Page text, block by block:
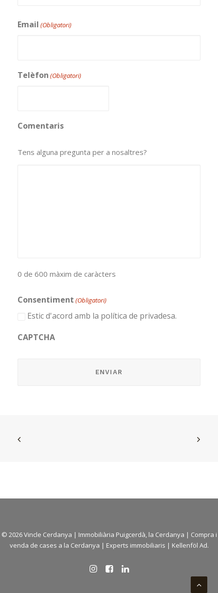
Email (Obligatori)
Telèfon (Obligatori)
Comentaris
Tens alguna pregunta per a nosaltres?
0 de 600 màxim de caràcters
Consentiment (Obligatori)
Estic d'acord amb la política de privadesa.
CAPTCHA
© 2026 Vincle Cerdanya | Immobiliària Puigcerdà, la Cerdanya | Compra i
venda de cases a la Cerdanya | Experts immobiliaris | Kellenföl Ad.